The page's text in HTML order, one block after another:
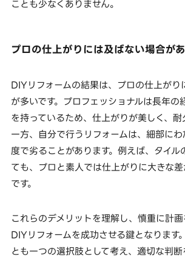
ことも少なくありません。
プロの仕上がりには及ばない場合が
DIYリフォームの結果は、プロの仕上がり
が多いです。プロフェッショナルは長年の
を持っているため、仕上がりが美しく、耐
一方、自分で行うリフォームは、細部に
度で劣ることがあります。例えば、タイル
ても、プロと素人では仕上がりに大きな
です。
これらのデメリットを理解し、慎重に計画
DIYリフォームを成功させる鍵となります
とも一つの選択肢として考え、適切な判